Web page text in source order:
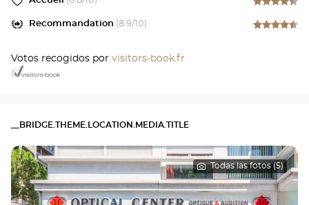
Recommandation (8.9/10)
Votos recogidos por visitors-book.fr
__BRIDGE.THEME.LOCATION.MEDIA.TITLE
Todas las fotos (5)